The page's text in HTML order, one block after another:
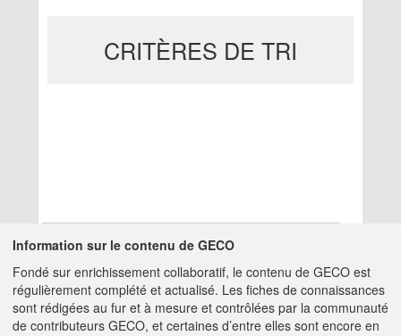
CRITÈRES DE TRI
Aucun résultat
A PROPOS DE GECO AIDE
Information sur le contenu de GECO
Fondé sur enrichissement collaboratif, le contenu de GECO est
régulièrement complété et actualisé. Les fiches de connaissances
sont rédigées au fur et à mesure et contrôlées par la communauté
de contributeurs GECO, et certaines d’entre elles sont encore en